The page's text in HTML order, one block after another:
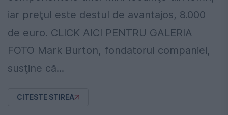
iar preţul este destul de avantajos, 8.000
de euro. CLICK AICI PENTRU GALERIA
FOTO Mark Burton, fondatorul companiei,
susţine că...
CITESTE STIREA